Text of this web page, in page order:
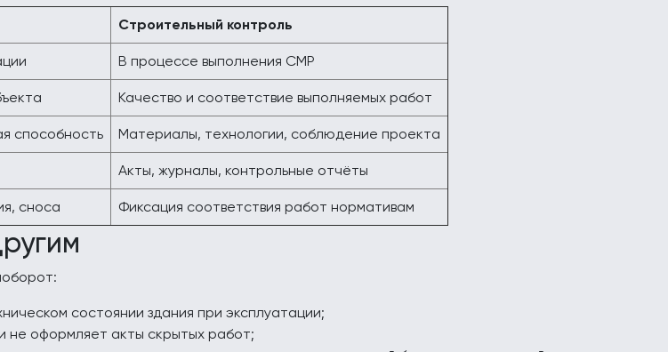
Строительный контроль
В процессе выполнения СМР
Качество и соответствие выполняемых работ
способность Материалы, технологии, соблюдение проекта
Акты, журналы, контрольные отчёты
сноса Фиксация соответствия работ нормативам
состоянии здания при эксплуатации;
не оформляет акты скрытых работ;